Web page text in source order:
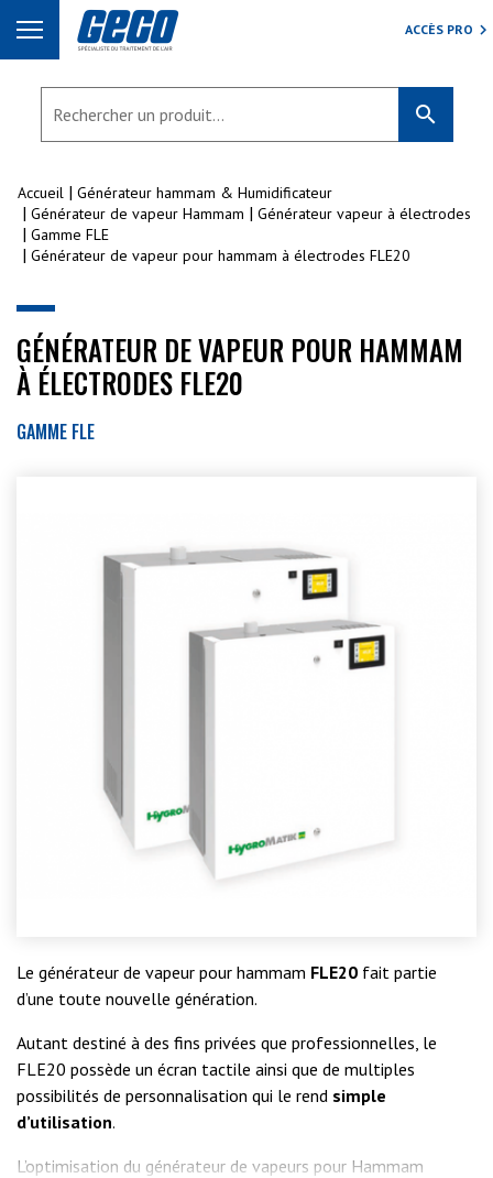
ACCÈS PRO
search
Accueil
Générateur hammam & Humidificateur
Générateur de vapeur Hammam
Générateur vapeur à électrodes
Gamme FLE
Générateur de vapeur pour hammam à électrodes FLE20
GÉNÉRATEUR DE VAPEUR POUR HAMMAM
À ÉLECTRODES FLE20
GAMME FLE
Le générateur de vapeur pour hammam FLE20 fait partie
d’une toute nouvelle génération.
Autant destiné à des fins privées que professionnelles, le
FLE20 possède un écran tactile ainsi que de multiples
possibilités de personnalisation qui le rend simple
d’utilisation.
L’optimisation du générateur de vapeurs pour Hammam